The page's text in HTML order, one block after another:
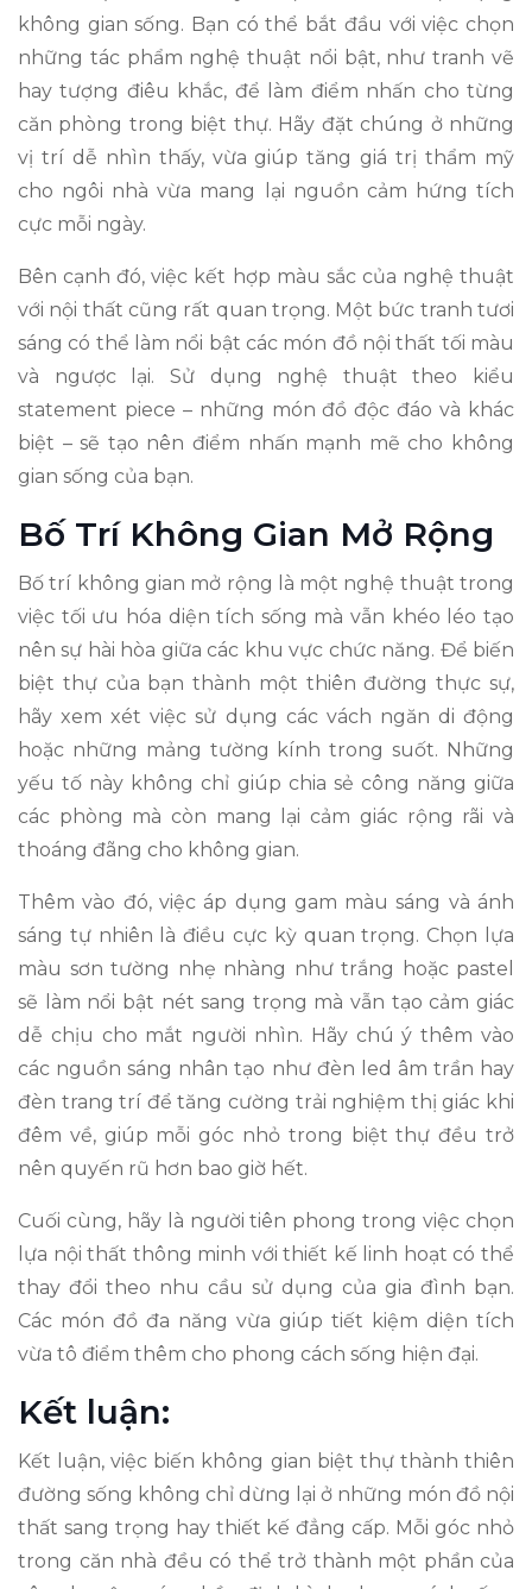
không gian sống. Bạn có thể bắt đầu với việc chọn
những tác phẩm nghệ thuật nổi bật, như tranh vẽ
hay tượng điêu khắc, để làm điểm nhấn cho từng
căn phòng trong biệt thự. Hãy đặt chúng ở những
vị trí dễ nhìn thấy, vừa giúp tăng giá trị thẩm mỹ
cho ngôi nhà vừa mang lại nguồn cảm hứng tích
cực mỗi ngày.
Bên cạnh đó, việc kết hợp màu sắc của nghệ thuật
với nội thất cũng rất quan trọng. Một bức tranh tươi
sáng có thể làm nổi bật các món đồ nội thất tối màu
và ngược lại. Sử dụng nghệ thuật theo kiểu
statement piece – những món đồ độc đáo và khác
biệt – sẽ tạo nên điểm nhấn mạnh mẽ cho không
gian sống của bạn.
Bố Trí Không Gian Mở Rộng
Bố trí không gian mở rộng là một nghệ thuật trong
việc tối ưu hóa diện tích sống mà vẫn khéo léo tạo
nên sự hài hòa giữa các khu vực chức năng. Để biến
biệt thự của bạn thành một thiên đường thực sự,
hãy xem xét việc sử dụng các vách ngăn di động
hoặc những mảng tường kính trong suốt. Những
yếu tố này không chỉ giúp chia sẻ công năng giữa
các phòng mà còn mang lại cảm giác rộng rãi và
thoáng đãng cho không gian.
Thêm vào đó, việc áp dụng gam màu sáng và ánh
sáng tự nhiên là điều cực kỳ quan trọng. Chọn lựa
màu sơn tường nhẹ nhàng như trắng hoặc pastel
sẽ làm nổi bật nét sang trọng mà vẫn tạo cảm giác
dễ chịu cho mắt người nhìn. Hãy chú ý thêm vào
các nguồn sáng nhân tạo như đèn led âm trần hay
đèn trang trí để tăng cường trải nghiệm thị giác khi
đêm về, giúp mỗi góc nhỏ trong biệt thự đều trở
nên quyến rũ hơn bao giờ hết.
Cuối cùng, hãy là người tiên phong trong việc chọn
lựa nội thất thông minh với thiết kế linh hoạt có thể
thay đổi theo nhu cầu sử dụng của gia đình bạn.
Các món đồ đa năng vừa giúp tiết kiệm diện tích
vừa tô điểm thêm cho phong cách sống hiện đại.
Kết luận:
Kết luận, việc biến không gian biệt thự thành thiên
đường sống không chỉ dừng lại ở những món đồ nội
thất sang trọng hay thiết kế đẳng cấp. Mỗi góc nhỏ
trong căn nhà đều có thể trở thành một phần của